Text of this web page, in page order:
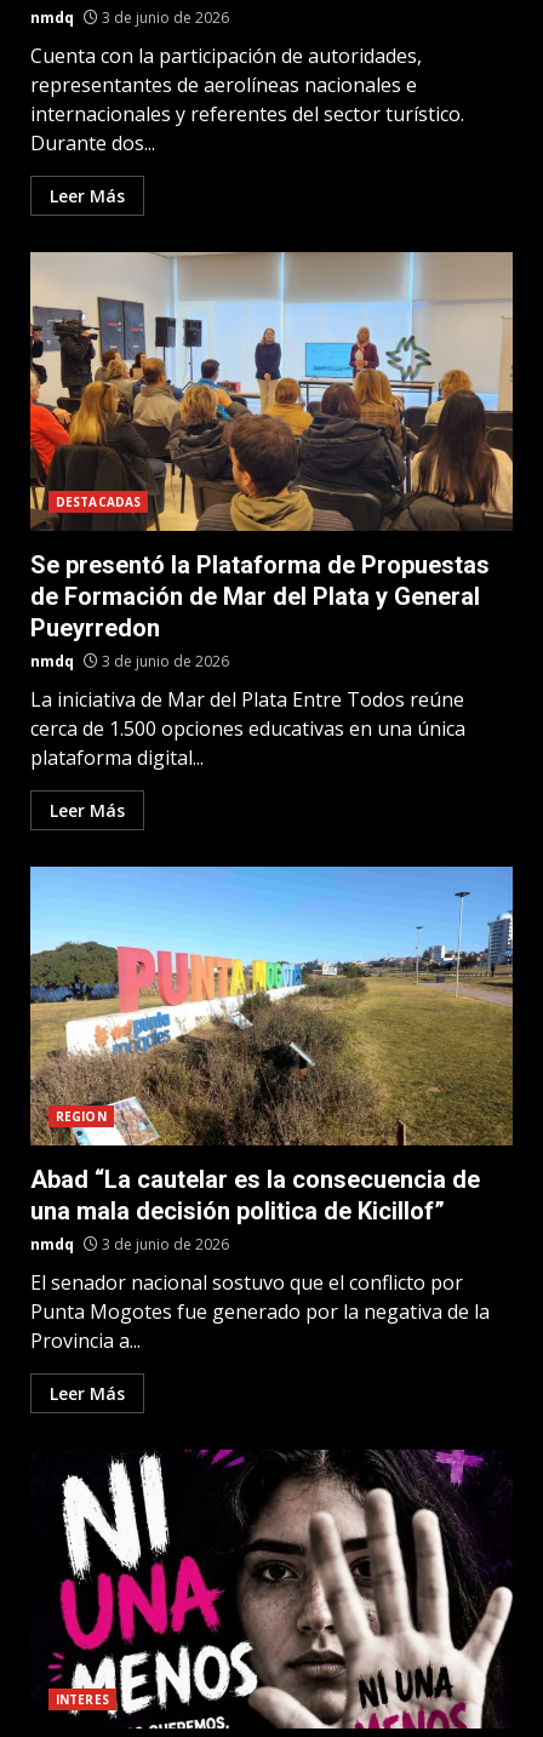
nmdq 3 de junio de 2026
Cuenta con la participación de autoridades,
representantes de aerolíneas nacionales e
internacionales y referentes del sector turístico.
Durante dos...
Leer Más
DESTACADAS
Se presentó la Plataforma de Propuestas
de Formación de Mar del Plata y General
Pueyrredon
nmdq 3 de junio de 2026
La iniciativa de Mar del Plata Entre Todos reúne
cerca de 1.500 opciones educativas en una única
plataforma digital...
Leer Más
REGION
Abad “La cautelar es la consecuencia de
una mala decisión politica de Kicillof”
nmdq 3 de junio de 2026
El senador nacional sostuvo que el conflicto por
Punta Mogotes fue generado por la negativa de la
Provincia a...
Leer Más
INTERES